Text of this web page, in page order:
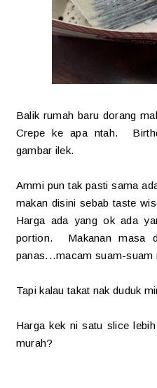
Balik rumah baru dorang
Crepe ke apa ntah.
gambar ilek.
Ammi pun tak pasti sama
makan disini sebab taste
Harga ada yang ok ada
portion. Makanan masa
panas...macam suam-suam
Tapi kalau takat nak duduk
Harga kek ni satu slice
murah?